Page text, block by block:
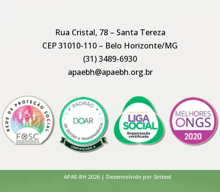
Rua Cristal, 78 – Santa Tereza
CEP 31010-110 – Belo Horizonte/MG
(31) 3489-6930
apaebh@apaebh.org.br
APAE-BH 2026 | Desenvolvido por Sintext